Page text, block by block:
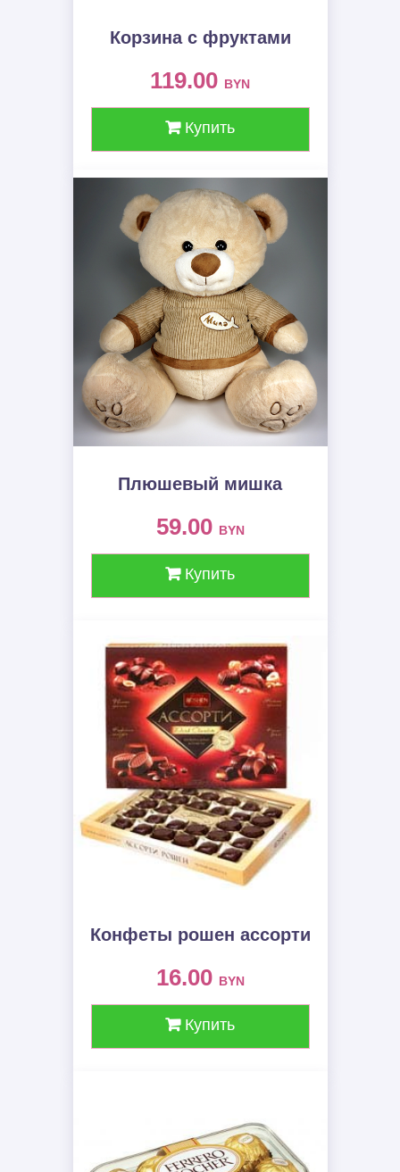
Корзина с фруктами
119.00 BYN
Купить
Плюшевый мишка
59.00 BYN
Купить
Конфеты рошен ассорти
16.00 BYN
Купить